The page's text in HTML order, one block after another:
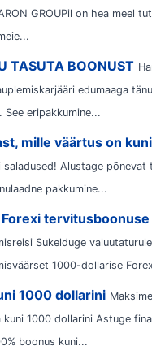
GROUPil on hea meel
TASUTA BOONUST
edumaaga
eripakkumine...
mille väärtus on
Alustage põnevat
pakkumine...
tervitusboonuse
Sukelduge
1000-dollarise
1000 dollarini
kuni 1000 dollarini Astuge
boonus kuni...